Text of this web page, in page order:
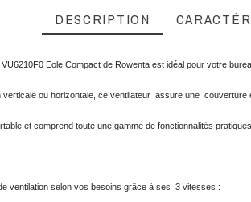
DESCRIPTION
VU6210F0 Eole Compact de Rowenta est idéal pour votre
ou horizontale, ce ventilateur  assure une
et comprend toute une gamme de fonctionnalités
ventilation selon vos besoins grâce à ses  3 vitesses :